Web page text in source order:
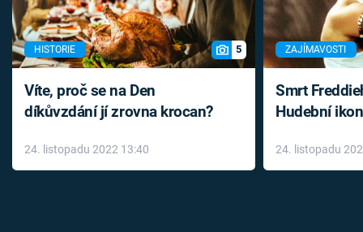
HISTORIE 5
Víte, proč se na Den
díkůvzdání jí zrovna krocan?
24. listopadu 2022 13:40
ZAJÍMAVOSTI
Smrt
Hudební
léky
24. listopadu